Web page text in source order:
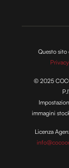
Questo sito
© 2025
immagini
Licenza